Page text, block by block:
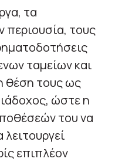
τα
περιουσία, τους
ταμείων και
θέση τους ως
ώστε η
του να
επιπλέον